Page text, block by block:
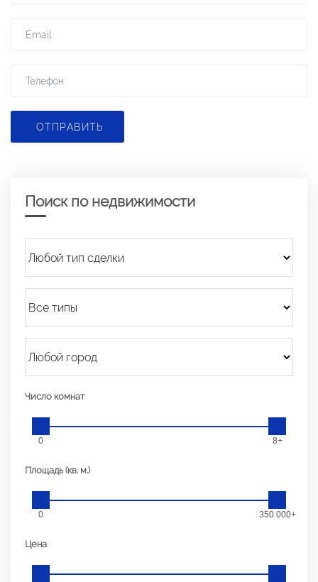
ОТПРАВИТЬ
Поиск по недвижимости
Число комнат
0 8+
Площадь (кв. м.)
0 350 000+
Цена